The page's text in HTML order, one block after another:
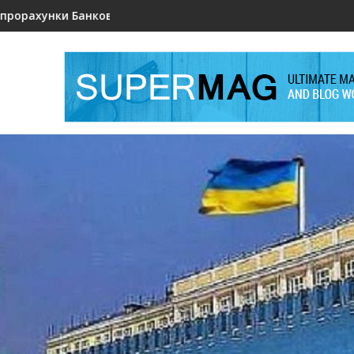
слабшає довіра союзників?
Коли алгоритми шукають свободу: новий